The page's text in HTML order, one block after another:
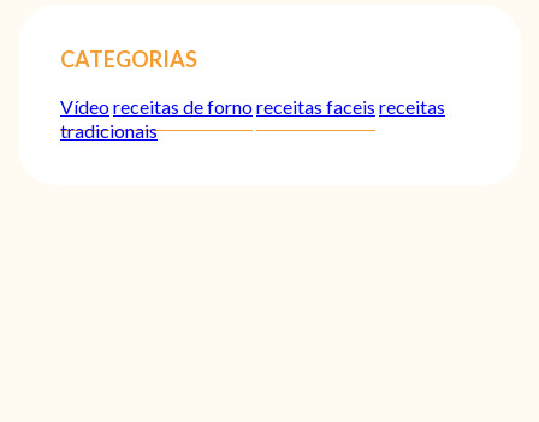
CATEGORIAS
Vídeoreceitas de fornoreceitas faceis receitas
tradicionais